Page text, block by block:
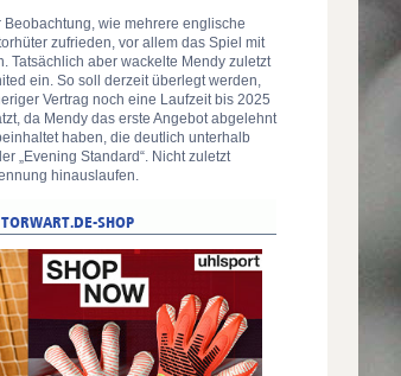
wie mehrere englische
zufrieden, vor allem das Spiel mit
Tatsächlich aber wackelte Mendy zuletzt
ein. So soll derzeit überlegt werden,
Vertrag noch eine Laufzeit bis 2025
da Mendy das erste Angebot abgelehnt
haben, die deutlich unterhalb
„Evening Standard“. Nicht zuletzt
hinauslaufen.